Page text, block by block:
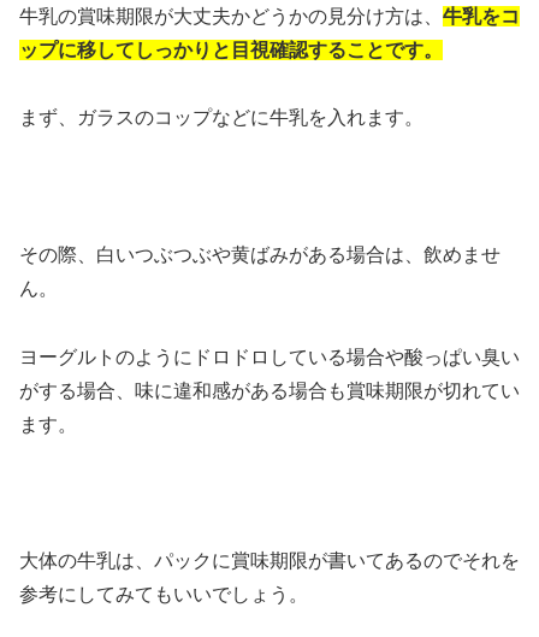
牛乳の賞味期限が大丈夫かどうかの見分け方は、 牛乳をコ
ップに移してしっかりと目視確認することです。
まず、ガラスのコップなどに牛乳を入れます。
その際、白いつぶつぶや黄ばみがある場合は、飲めませ
ん。
ヨーグルトのようにドロドロしている場合や酸っぱい臭い
がする場合、味に違和感がある場合も賞味期限が切れてい
ます。
大体の牛乳は、パックに賞味期限が書いてあるのでそれを
参考にしてみてもいいでしょう。